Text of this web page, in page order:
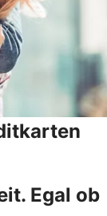
Egal ob